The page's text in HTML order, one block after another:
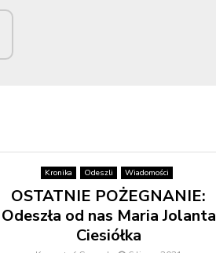
Kronika Odeszli Wiadomości
OSTATNIE POŻEGNANIE:
Odeszła od nas Maria Jolanta
Ciesiółka